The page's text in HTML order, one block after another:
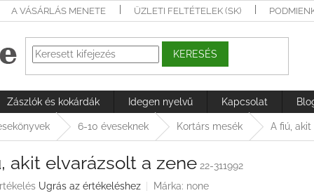
A VÁSÁRLÁS MENETE ÜZLETI FELTÉTELEK (SK)
KERESÉS
Zászlók és kokárdák Idegen nyelvű Kapcsolat
6-10 éveseknek Kortárs mesék A fiú,
akit elvarázsolt a zene 22-311992
Ugrás az értékeléshez Márka: none